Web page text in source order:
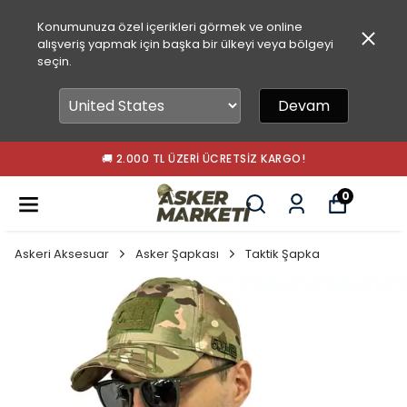
Konumunuza özel içerikleri görmek ve online
alışveriş yapmak için başka bir ülkeyi veya bölgeyi
seçin.
Devam
🚚 2.000 TL ÜZERI ÜCRETSIZ KARGO!
0
Askeri Aksesuar Asker Şapkası Taktik Şapka